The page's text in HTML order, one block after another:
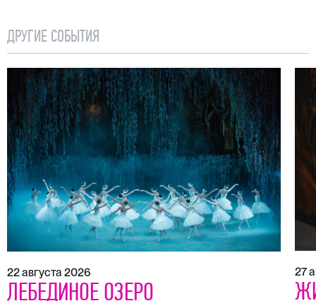
ДРУГИЕ СОБЫТИЯ
22 августа 2026
ЛЕБЕДИНОЕ ОЗЕРО
27